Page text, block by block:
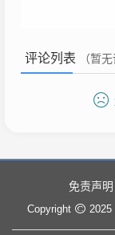
评论列表 （暂
免责声明
Copyright 2025